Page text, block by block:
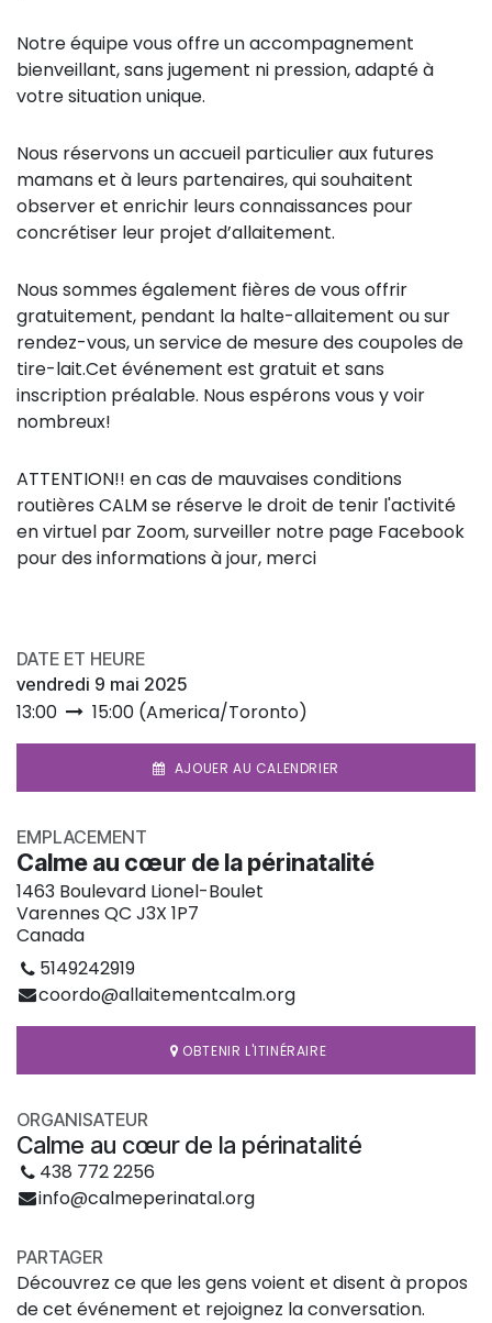
Notre équipe vous offre un accompagnement
bienveillant, sans jugement ni pression, adapté à
votre situation unique.
Nous réservons un accueil particulier aux futures
mamans et à leurs partenaires, qui souhaitent
observer et enrichir leurs connaissances pour
concrétiser leur projet d’allaitement.
Nous sommes également fières de vous offrir
gratuitement, pendant la halte-allaitement ou sur
rendez-vous, un service de mesure des coupoles de
tire-lait.Cet événement est gratuit et sans
inscription préalable. Nous espérons vous y voir
nombreux!
ATTENTION!! en cas de mauvaises conditions
routières CALM se réserve le droit de tenir l'activité
en virtuel par Zoom, surveiller notre page Facebook
pour des informations à jour, merci
DATE ET HEURE
vendredi 9 mai 2025
13:00 15:00 (America/Toronto)
AJOUER AU CALENDRIER
EMPLACEMENT
Calme au cœur de la périnatalité
1463 Boulevard Lionel-Boulet
Varennes QC J3X 1P7
Canada
5149242919
coordo@allaitementcalm.org
OBTENIR L'ITINÉRAIRE
ORGANISATEUR
Calme au cœur de la périnatalité
438 772 2256
info@calmeperinatal.org
PARTAGER
Découvrez ce que les gens voient et disent à propos
de cet événement et rejoignez la conversation.